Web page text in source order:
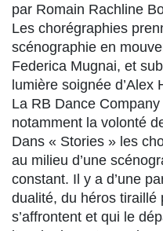
par Romain Rachline
Les chorégraphies
scénographie en
Federica Mugnai, et
lumière soignée d’Alex
La RB Dance
notamment la volonté
Dans « Stories » les
au milieu d’une
constant. Il y a d’une
dualité, du héros tiraillé
s’affrontent et qui le